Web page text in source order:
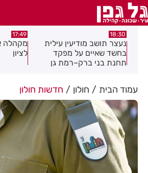
18:30
נעצר תושב מודיעין עילית
בחשד שאיים על מפקד
תחנת בני ברק–רמת גן
17:49
מקהלה
לציון
עמוד הבית חולון חדשות חולון